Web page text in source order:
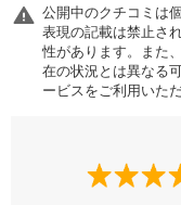
公開中のクチコミは
表現の記載は禁止さ
性があります。また
在の状況とは異なる
ービスをご利用いた